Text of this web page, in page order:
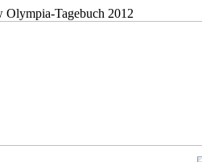
Olympia-Tagebuch 2012